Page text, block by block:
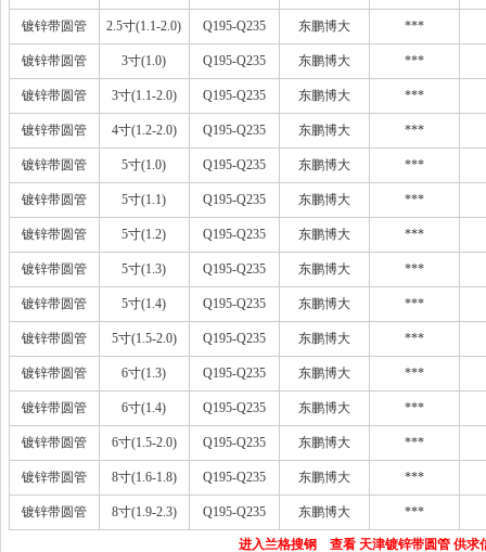
镀锌带圆管 2.5寸(1.1-2.0) Q195-Q235 东鹏博大 ***
镀锌带圆管 3寸(1.0) Q195-Q235 东鹏博大 ***
镀锌带圆管 3寸(1.1-2.0) Q195-Q235 东鹏博大 ***
镀锌带圆管 4寸(1.2-2.0) Q195-Q235 东鹏博大 ***
镀锌带圆管 5寸(1.0) Q195-Q235 东鹏博大 ***
镀锌带圆管 5寸(1.1) Q195-Q235 东鹏博大 ***
镀锌带圆管 5寸(1.2) Q195-Q235 东鹏博大 ***
镀锌带圆管 5寸(1.3) Q195-Q235 东鹏博大 ***
镀锌带圆管 5寸(1.4) Q195-Q235 东鹏博大 ***
镀锌带圆管 5寸(1.5-2.0) Q195-Q235 东鹏博大 ***
镀锌带圆管 6寸(1.3) Q195-Q235 东鹏博大 ***
镀锌带圆管 6寸(1.4) Q195-Q235 东鹏博大 ***
镀锌带圆管 6寸(1.5-2.0) Q195-Q235 东鹏博大 ***
镀锌带圆管 8寸(1.6-1.8) Q195-Q235 东鹏博大 ***
镀锌带圆管 8寸(1.9-2.3) Q195-Q235 东鹏博大 ***
进入兰格搜钢 查看 天津镀锌带圆管 供求